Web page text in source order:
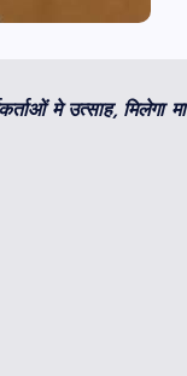
मे उत्साह, मिलेगा